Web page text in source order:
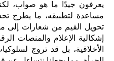
يعرفون جيدًا ما هو صواب،
مساعدة لتطبيقه، ما يطرح
تحويل القيم من شعارات إلى
إشكالية الإعلام والمنصات
الأخلاقية، بل قد تروج